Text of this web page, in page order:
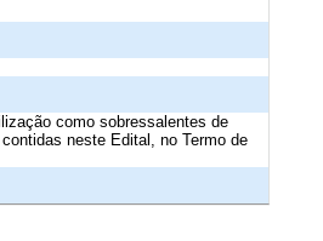
como sobressalentes de
neste Edital, no Termo de